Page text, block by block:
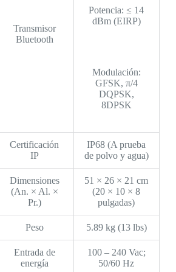
Transmisor
Bluetooth
Potencia: ≤ 14
dBm (EIRP)
Modulación:
GFSK, π/4
DQPSK,
8DPSK
Certificación
IP
IP68 (A prueba
de polvo y agua)
Dimensiones
(An. × Al. ×
Pr.)
51 × 26 × 21 cm
(20 × 10 × 8
pulgadas)
Peso 5.89 kg (13 lbs)
Entrada de
energía
100 – 240 Vac;
50/60 Hz